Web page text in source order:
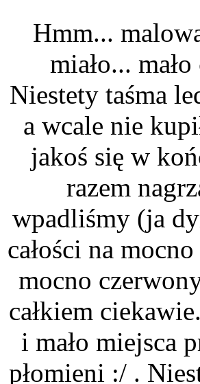
Hmm...
miało...
Niestety taśma
a wcale nie
jakoś się w
razem
wpadliśmy (ja
całości na
mocno
całkiem
i mało miejsca
płomieni :/ .